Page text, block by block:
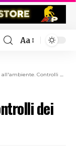
Aa
Controlli dei carabinieri forestali
dei